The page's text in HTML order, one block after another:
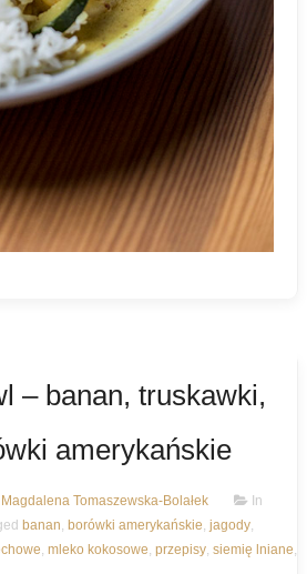
– banan, truskawki,
amerykańskie
Magdalena Tomaszewska-Bolałek
In
banan, borówki amerykańskie, jagody,
, mleko kokosowe, przepisy, siemię lniane,